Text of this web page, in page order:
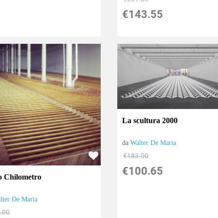
€143.55
Chilometro
De Maria
La scultura 2000
daWalter De Maria
€183.00
€100.65